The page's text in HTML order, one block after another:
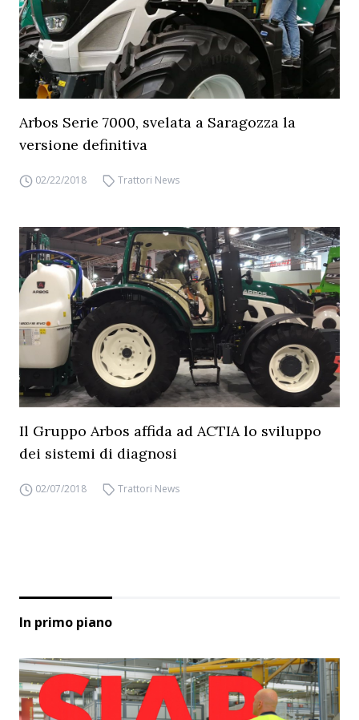
Arbos Serie 7000, svelata a Saragozza la
versione definitiva
02/22/2018 Trattori News
Il Gruppo Arbos affida ad ACTIA lo sviluppo
dei sistemi di diagnosi
02/07/2018 Trattori News
In primo piano